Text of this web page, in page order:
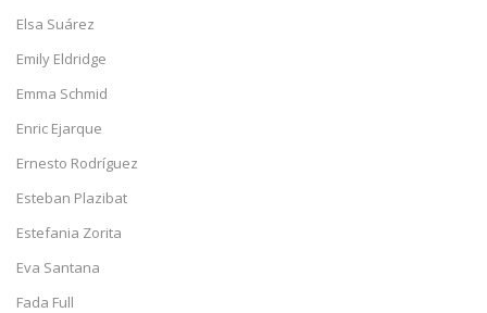
Elsa Suárez
Emily Eldridge
Emma Schmid
Enric Ejarque
Ernesto Rodríguez
Esteban Plazibat
Estefania Zorita
Eva Santana
Fada Full